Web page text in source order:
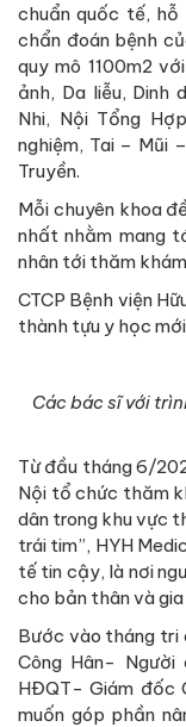
chuẩn quốc tế,
chẩn đoán bệnh
quy mô 1100m2
ảnh, Da liễu, Dinh
Nhi, Nội Tổng
nghiệm, Tai – Mũi
Truyền.
Mỗi chuyên khoa
nhất nhằm mang
nhân tới thăm
CTCP Bệnh viện
thành tựu y học
Các bác sĩ với
Từ đầu tháng 6/
Nội tổ chức thăm
dân trong khu vực
trái tim”, HYH
tế tin cậy, là nơi
cho bản thân và gia
Bước vào tháng tri
Công Hân-
HĐQT- Giám đốc
muốn góp phần